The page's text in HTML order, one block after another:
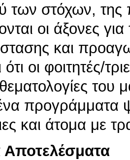
των στόχων,
οι άξονες
και
οι φοιτητές/
προγράμματα
και άτομα με